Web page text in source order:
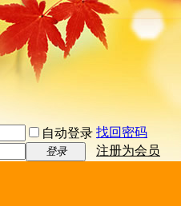
自动登录 找回密码
登录
注册为会员